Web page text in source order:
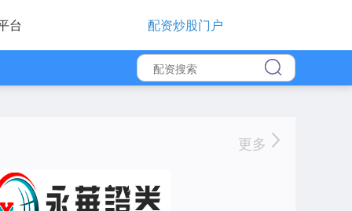
台 配资炒股门户
更多